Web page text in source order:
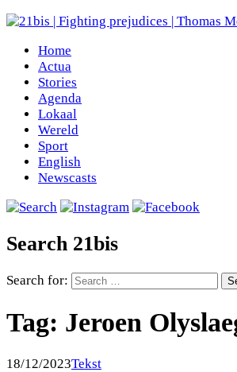
Home
Actua
Stories
Agenda
Lokaal
Wereld
Sport
English
Newscasts
Search 21bis
Search for:
Tag: Jeroen
18/12/2023Tekst